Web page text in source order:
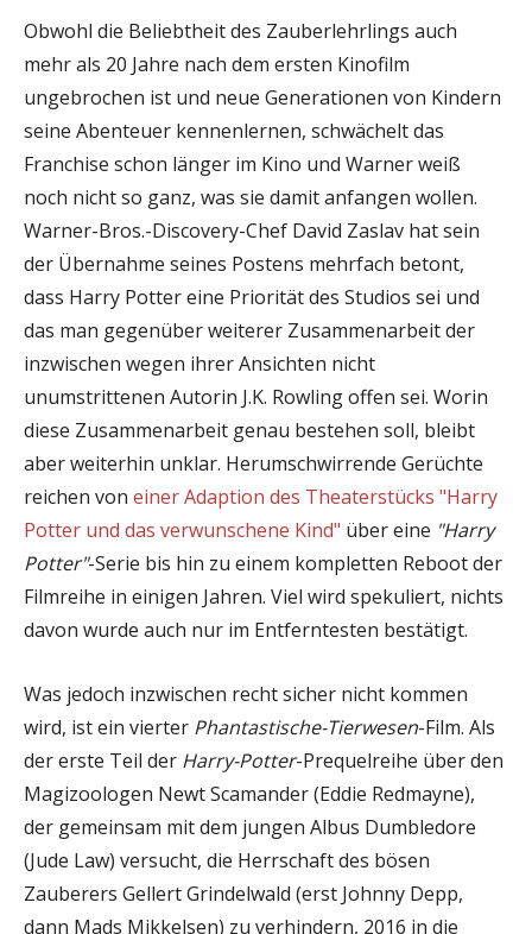
Obwohl die Beliebtheit des Zauberlehrlings auch
mehr als 20 Jahre nach dem ersten Kinofilm
ungebrochen ist und neue Generationen von Kindern
seine Abenteuer kennenlernen, schwächelt das
Franchise schon länger im Kino und Warner weiß
noch nicht so ganz, was sie damit anfangen wollen.
Warner-Bros.-Discovery-Chef David Zaslav hat sein
der Übernahme seines Postens mehrfach betont,
dass Harry Potter eine Priorität des Studios sei und
das man gegenüber weiterer Zusammenarbeit der
inzwischen wegen ihrer Ansichten nicht
unumstrittenen Autorin J.K. Rowling offen sei. Worin
diese Zusammenarbeit genau bestehen soll, bleibt
aber weiterhin unklar. Herumschwirrende Gerüchte
reichen von einer Adaption des Theaterstücks "Harry
Potter und das verwunschene Kind" über eine "Harry
Potter"-Serie bis hin zu einem kompletten Reboot der
Filmreihe in einigen Jahren. Viel wird spekuliert, nichts
davon wurde auch nur im Entferntesten bestätigt.
Was jedoch inzwischen recht sicher nicht kommen
wird, ist ein vierter Phantastische-Tierwesen-Film. Als
der erste Teil der Harry-Potter-Prequelreihe über den
Magizoologen Newt Scamander (Eddie Redmayne),
der gemeinsam mit dem jungen Albus Dumbledore
(Jude Law) versucht, die Herrschaft des bösen
Zauberers Gellert Grindelwald (erst Johnny Depp,
dann Mads Mikkelsen) zu verhindern, 2016 in die